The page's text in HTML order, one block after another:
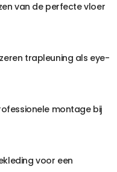
van de perfecte vloer
trapleuning als eye-
montage bij
voor een